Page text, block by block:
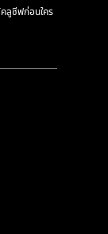
ลูซีฟก่อนใคร